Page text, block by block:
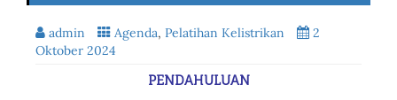
admin Agenda, Pelatihan Kelistrikan
2
Oktober 2024
PENDAHULUAN